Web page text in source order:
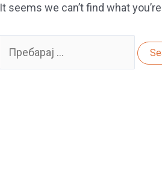
It seems we can’t find what
for: